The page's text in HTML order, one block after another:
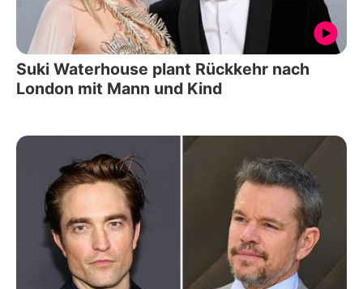
Suki Waterhouse plant Rückkehr nach
London mit Mann und Kind